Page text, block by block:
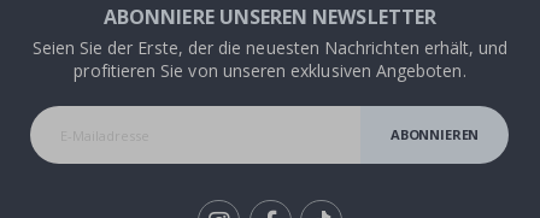
ABONNIERE UNSEREN NEWSLETTER
Seien Sie der Erste, der die neuesten Nachrichten erhält, und
profitieren Sie von unseren exklusiven Angeboten.
ABONNIEREN